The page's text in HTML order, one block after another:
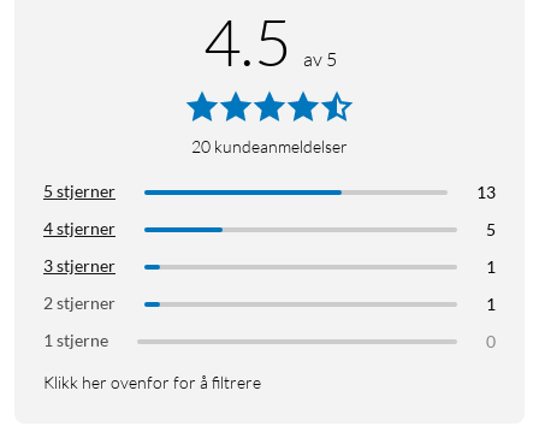
Grepvennlig overflate
Den myke silikonfinishen med lett børstet overflate gir et
stabilt grep i hånden. Det reduserer risikoen for at mobilen
glir, samtidig som dekselet føles mykt og behagelig å holde i.
Spesifikasjoner
Produkttype: mobildeksel (silikon)
MagSafe-kompatibelt: ja
Fallbeskyttelse: opptil 2 m
Materiale: flytende silikon, resirkulert polykarbonat
4.5 av 5
20 kundeanmeldelser
5 stjerner
13
4 stjerner
5
3 stjerner
1
2 stjerner
1
1 stjerne
0
Klikk her ovenfor for å filtrere